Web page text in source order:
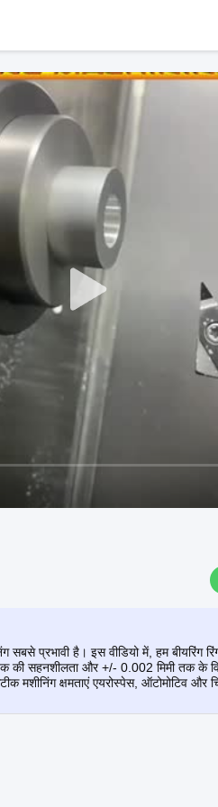
प्रभावी है। इस वीडियो में, हम बीयरिंग रिंगों
की सहनशीलता और +/- 0.002 मिमी तक के
मशीनिंग क्षमताएं एयरोस्पेस, ऑटोमोटिव